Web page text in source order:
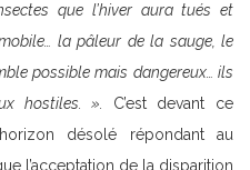
que l’hiver aura tués et
la pâleur de la sauge, le
possible mais dangereux… ils
hostiles. ». C’est devant ce
désolé répondant au
l’acceptation de la disparition